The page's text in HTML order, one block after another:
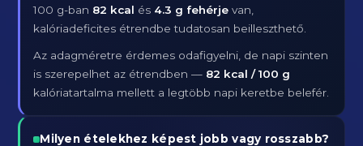
100 g-ban 82 kcal és 4.3 g fehérje van,
kalóriadeficites étrendbe tudatosan beilleszthető.
Az adagméretre érdemes odafigyelni, de napi szinten
is szerepelhet az étrendben — 82 kcal / 100 g
kalóriatartalma mellett a legtöbb napi keretbe belefér.
Milyen ételekhez képest jobb vagy rosszabb?